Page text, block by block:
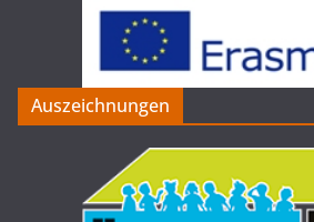
Auszeichnungen